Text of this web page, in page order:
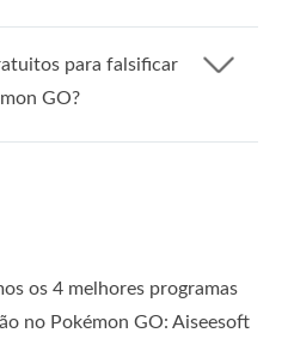
para falsificar
GO?
os 4 melhores programas
no Pokémon GO: Aiseesoft